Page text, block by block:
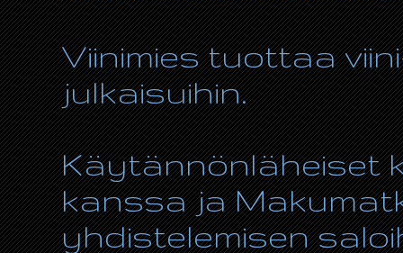
Viinimies tuottaa
julkaisuihin.
Käytännönläheiset
kanssa ja
yhdistelemisen